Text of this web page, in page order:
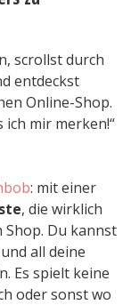
scrollst durch
entdeckst
Online-Shop.
ich mir merken!“
: mit einer
, die wirklich
Shop. Du kannst
all deine
Es spielt keine
oder sonst wo